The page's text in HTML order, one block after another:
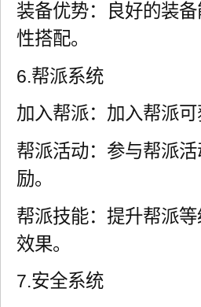
装备优势：良好的装
性搭配。
6.帮派系统
加入帮派：加入帮派
帮派活动：参与帮派
励。
帮派技能：提升帮派
效果。
7.安全系统